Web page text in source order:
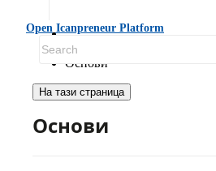
Open Icanpreneur Platform
ЧЗВ
Основи
На тази страница
Основи